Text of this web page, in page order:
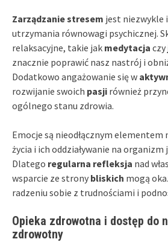
Zarządzanie stresem jest niezwykle
utrzymania równowagi psychicznej.
relaksacyjne, takie jak medytacja czy
znacznie poprawić nasz nastrój i
Dodatkowo angażowanie się w
rozwijanie swoich pasji również
ogólnego stanu zdrowia.
Emocje są nieodłącznym elementem
życia i ich oddziaływanie na
Dlatego regularna refleksja nad
wsparcie ze strony bliskich mogą
radzeniu sobie z trudnościami i
Opieka zdrowotna i dostęp do
zdrowotny